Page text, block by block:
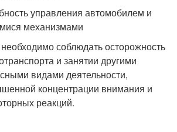
управления автомобилем и
механизмами
соблюдать осторожность
и занятии другими
видами деятельности,
концентрации внимания и
реакций.